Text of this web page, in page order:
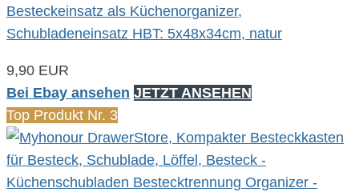
Besteckeinsatz als Küchenorganizer,
Schubladeneinsatz HBT: 5x48x34cm, natur
9,90 EUR
Bei Ebay ansehen JETZT ANSEHEN
Top Produkt Nr. 3